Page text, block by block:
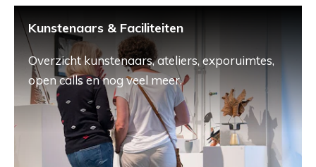
Kunstenaars & Faciliteiten
Overzicht kunstenaars, ateliers, exporuimtes,
open calls en nog veel meer.